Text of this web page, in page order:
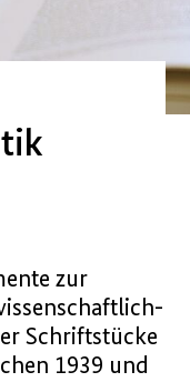
zur
Schriftstücke
1939 und